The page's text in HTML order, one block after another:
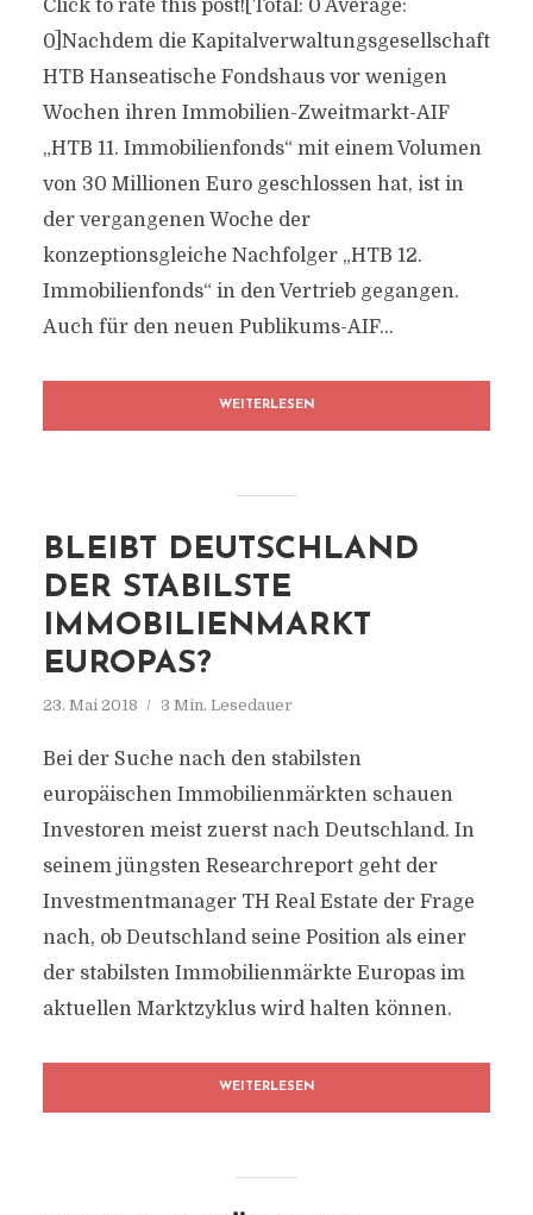
Click to rate this post![Total: 0 Average:
0]Nachdem die Kapitalverwaltungsgesellschaft
HTB Hanseatische Fondshaus vor wenigen
Wochen ihren Immobilien-Zweitmarkt-AIF
„HTB 11. Immobilienfonds“ mit einem Volumen
von 30 Millionen Euro geschlossen hat, ist in
der vergangenen Woche der
konzeptionsgleiche Nachfolger „HTB 12.
Immobilienfonds“ in den Vertrieb gegangen.
Auch für den neuen Publikums-AIF...
WEITERLESEN
BLEIBT DEUTSCHLAND
DER STABILSTE
IMMOBILIENMARKT
EUROPAS?
23. Mai 2018 3 Min. Lesedauer
Bei der Suche nach den stabilsten
europäischen Immobilienmärkten schauen
Investoren meist zuerst nach Deutschland. In
seinem jüngsten Researchreport geht der
Investmentmanager TH Real Estate der Frage
nach, ob Deutschland seine Position als einer
der stabilsten Immobilienmärkte Europas im
aktuellen Marktzyklus wird halten können.
WEITERLESEN